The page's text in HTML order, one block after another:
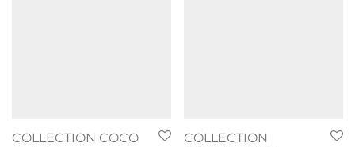
COLLECTION COCO
COLLECTION